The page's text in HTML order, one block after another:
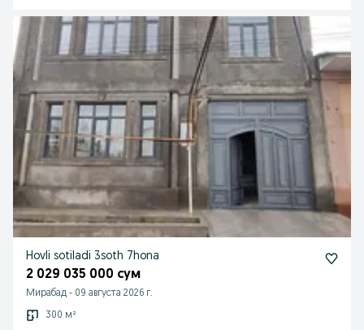
Hovli sotiladi 3soth 7hona
2 029 035 000 сум
Мирабад - 09 августа 2026 г.
300 м²